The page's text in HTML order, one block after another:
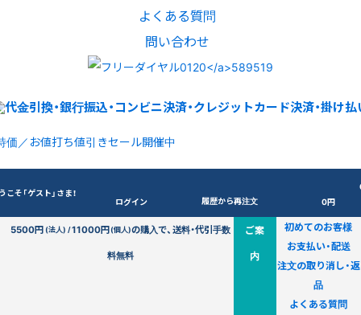
よくある質問
問い合わせ
価／お値打ち値引きセール開催中
こそ「ゲスト」さま！
ログイン 履歴から再注文
0円
5500円(法人) /11000円(個人)の購入で、送料・代引手数
料無料
ご案
内
初めてのお客様
お支払い・配送
注文の取り消し・返
品
よくある質問